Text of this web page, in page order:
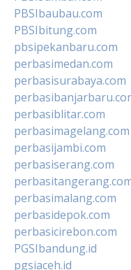
PBSIbaubau.com
PBSIbitung.com
pbsipekanbaru.com
perbasimedan.com
perbasisurabaya.com
perbasiblitar.com
perbasimagelang.com
perbasijambi.com
perbasiserang.com
perbasimalang.com
perbasidepok.com
perbasicirebon.com
PGSIbandung.id
pgsiaceh.id